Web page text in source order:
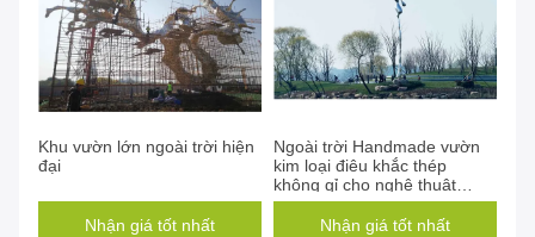
Khu vườn lớn ngoài trời hiện
đại
Nhận giá tốt nhất
Ngoài trời Handmade vườn
kim loại điêu khắc thép
không gỉ cho nghệ thuật
công cộng
Nhận giá tốt nhất